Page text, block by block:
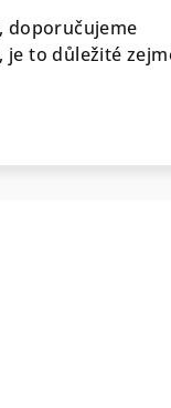
doporučujeme
je to důležité